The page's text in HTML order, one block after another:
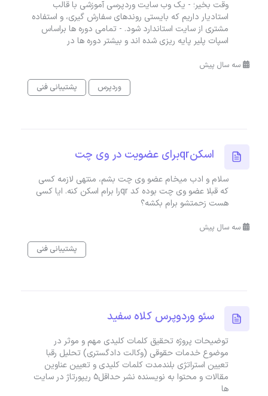
وقت بخیر؛ - یک وب سایت وردپرسی آموزشی با قالب
استادیار داریم که بایستی روندهای سفارش گیری، و استفاده
مشتری از سایت استاندارد شود. - تمامی دوره ها براساس
اسپات پلیر پایه ریزی شده اند و بیشتر دوره ها در
سه سال پیش
وردپرس
پشتیبانی فنی
اسکنqrبرای عضویت در وی چت
سلام و ادب میخام عضو وی چت بشم، منتهی لازمه کسی
که قبلا عضو وی چت بوده کد qrرا برام اسکن کنه. ایا کسی
هست زحمتشو برام بکشه؟
سه سال پیش
پشتیبانی فنی
سئو وردوپرس کلاه سفید
توضیحات پروژه تحقیق کلمات کلیدی مهم و موثر در
موضوع خدمات حقوقی (وکالت دادگستری) تحلیل رقبا
تعیین استراتژی بلندمدت کلمات کلیدی و تعیین عناوین
مقالات و محتوا به نویسنده نشر حداقل5 ریپورتاژ در سایت
ها